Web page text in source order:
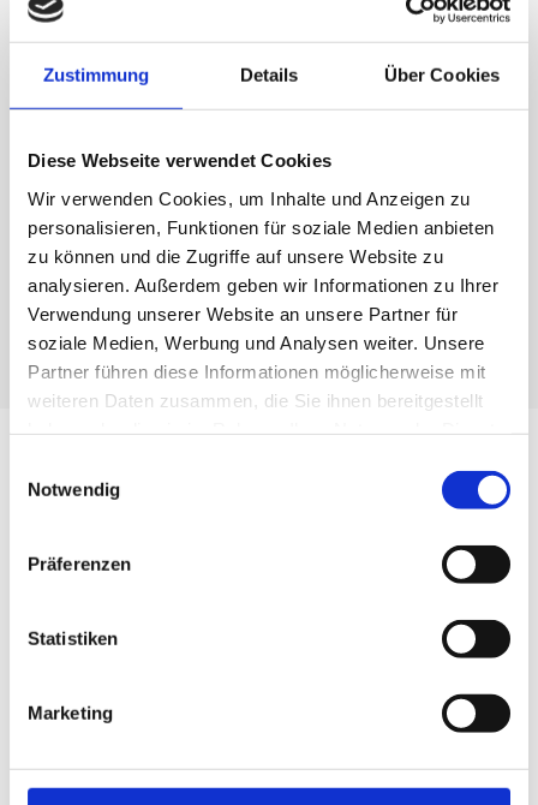
Zustimmung Details Über Cookies
Diese Webseite verwendet Cookies
Wir verwenden Cookies, um Inhalte und Anzeigen zu
personalisieren, Funktionen für soziale Medien anbieten
zu können und die Zugriffe auf unsere Website zu
analysieren. Außerdem geben wir Informationen zu Ihrer
Verwendung unserer Website an unsere Partner für
soziale Medien, Werbung und Analysen weiter. Unsere
Partner führen diese Informationen möglicherweise mit
weiteren Daten zusammen, die Sie ihnen bereitgestellt
Notwendig
Präferenzen
Statistiken
Marketing
Im Bereich
verfügt die
jahrelange Erfahrung und bringt das notwendige
kommen müssen, sicher und zügig zu transportieren.
und Waren, die zeitlich kritisch sind – wir
transportieren Ihre
Luftfracht
mit der notwendigen
Sorgfalt und stellen als professionelle
Spedition
sichern, dass beim Transport alles nach Plan läuft.